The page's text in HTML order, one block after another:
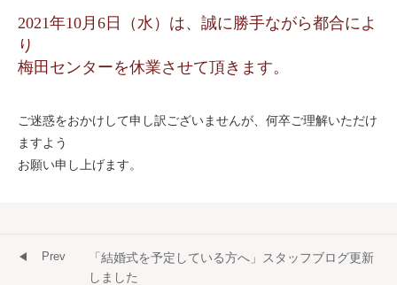
2021年10月6日（水）は、誠に勝手ながら都合によ
り
梅田センターを休業させて頂きます。
ご迷惑をおかけして申し訳ございませんが、何卒ご理解いただけ
ますよう
お願い申し上げます。
「結婚式を予定している方へ」スタッフブログ更新
しました
Prev